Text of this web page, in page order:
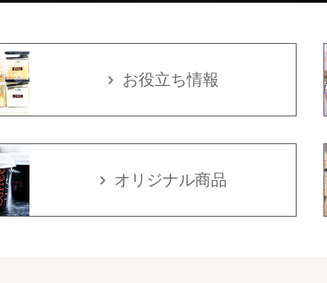
お役立ち情報
オリジナル商品